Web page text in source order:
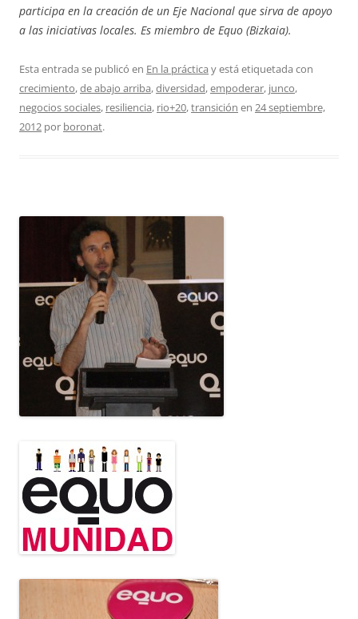
participa en la creación de un Eje Nacional que sirva de apoyo
a las iniciativas locales. Es miembro de Equo (Bizkaia).
Esta entrada se publicó en En la práctica y está etiquetada con
crecimiento,de abajo arriba,diversidad,empoderar, junco,
negocios sociales, resiliencia, rio+20,transición en 24 septiembre,
2012 por boronat.